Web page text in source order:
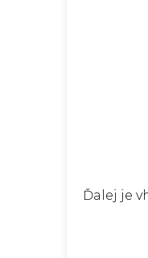
Ďalej je